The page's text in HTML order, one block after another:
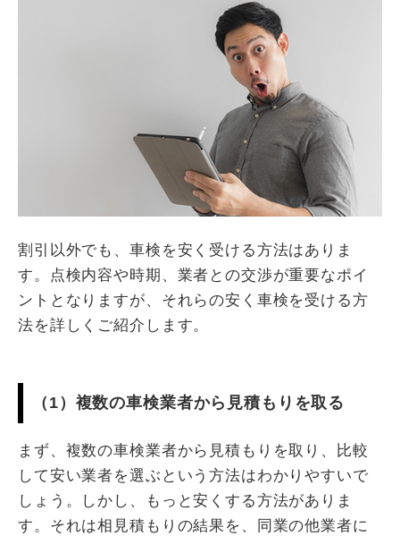
割引以外でも、車検を安く受ける方法はありま
す。点検内容や時期、業者との交渉が重要なポイ
ントとなりますが、それらの安く車検を受ける方
法を詳しくご紹介します。
（1）複数の車検業者から見積もりを取る
まず、複数の車検業者から見積もりを取り、比較
して安い業者を選ぶという方法はわかりやすいで
しょう。しかし、もっと安くする方法がありま
す。それは相見積もりの結果を、同業の他業者に